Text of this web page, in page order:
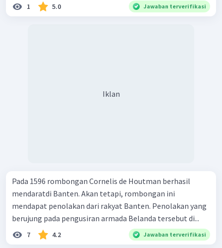
1 5.0 Jawaban terverifikasi
Iklan
Pada 1596 rombongan Cornelis de Houtman berhasil
mendaratdi Banten. Akan tetapi, rombongan ini
mendapat penolakan dari rakyat Banten. Penolakan yang
berujung pada pengusiran armada Belanda tersebut di...
7 4.2 Jawaban terverifikasi